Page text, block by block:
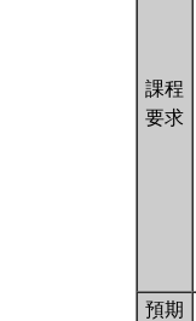
課程
要求
預期